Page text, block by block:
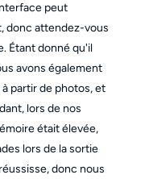
peut
donc attendez-vous
Étant donné qu'il
avons également
partir de photos, et
lors de nos
était élevée,
lors de la sortie
donc nous